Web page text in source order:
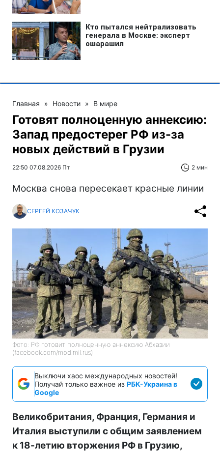
Главная » Новости » В мире
Готовят полноценную аннексию:
Запад предостерег РФ из-за
новых действий в Грузии
22:50 07.08.2026 Пт 2 мин
Москва снова пересекает красные линии
СЕРГЕЙ КОЗАЧУК
Фото: РФ готовит полноценную аннексию Абхазии
(facebook.com/mod.mil.rus)
Выключи хаос международных новостей!
Получай только важное из РБК-Украина в
Google
Великобритания, Франция, Германия и
Италия выступили с общим заявлением
к 18-летию вторжения РФ в Грузию,